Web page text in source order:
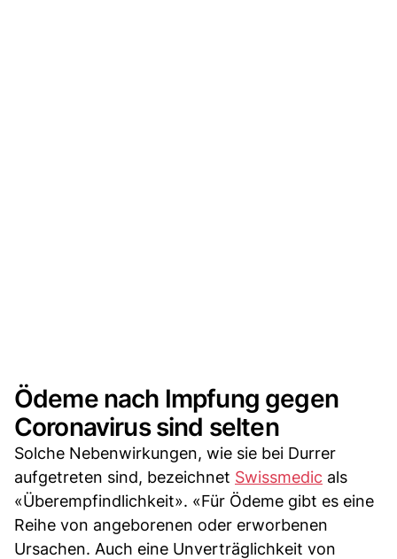
Ödeme nach Impfung gegen
Coronavirus sind selten
Solche Nebenwirkungen, wie sie bei Durrer
aufgetreten sind, bezeichnet Swissmedic als
«Überempfindlichkeit». «Für Ödeme gibt es eine
Reihe von angeborenen oder erworbenen
Ursachen. Auch eine Unverträglichkeit von